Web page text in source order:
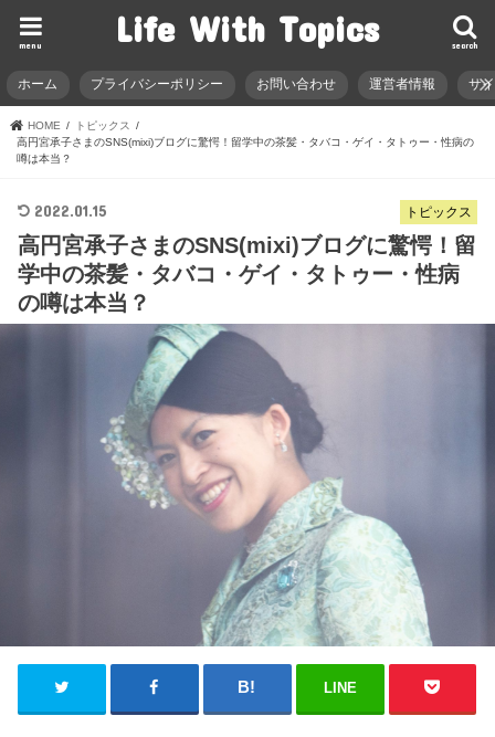
Life With Topics search
menu
ホーム プライバシーポリシー お問い合わせ 運営者情報 サ
HOME
トピックス
高円宮承子さまのSNS(mixi)ブログに驚愕！留学中の茶髪・タバコ・ゲイ・タトゥー・性病の
噂は本当？
トピックス
2022.01.15
高円宮承子さまのSNS(mixi)ブログに驚愕！留
学中の茶髪・タバコ・ゲイ・タトゥー・性病
の噂は本当？
LINE